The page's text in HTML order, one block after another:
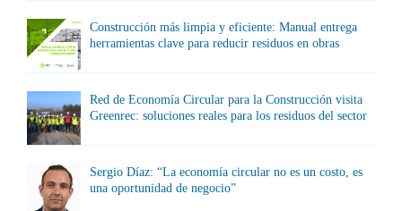
Construcción más limpia y eficiente: Manual entrega
herramientas clave para reducir residuos en obras
Red de Economía Circular para la Construcción visita
Greenrec: soluciones reales para los residuos del sector
Sergio Díaz: “La economía circular no es un costo, es
una oportunidad de negocio”